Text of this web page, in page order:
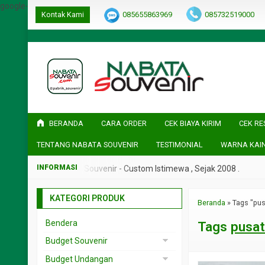
google-site-
Kontak Kami 085655863969 085732519000
BERANDA CARA ORDER CEK BIAYA KIRIM CEK
TENTANG NABATA SOUVENIR TESTIMONIAL WARNA
Nabata Souvenir - Custom Istimewa , Sejak 2008 .
Beranda »Tags
Tags
KATEGORI PRODUK
Bendera
Budget Souvenir
Souvenir < 5rb
Budget Undangan